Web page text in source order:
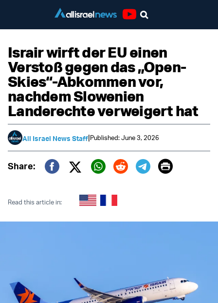
Israir wirft der EU einen
Verstoß gegen das „Open-
Skies“-Abkommen vor,
nachdem Slowenien
Landerechte verweigert hat
All Israel News Staff|Published: June 3, 2026
Share:
Twitter (X)
Print
Read this article in: